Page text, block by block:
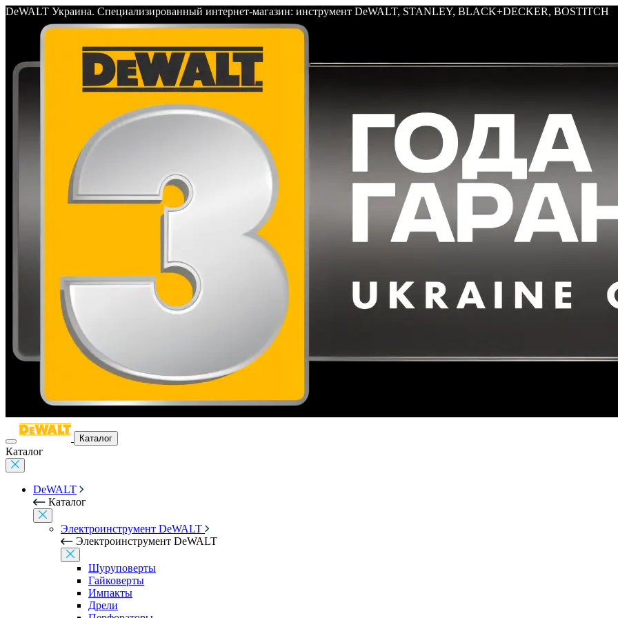
DeWALT Украина. Специализированный интернет-магазин: инструмент DeWALT, STANLEY, BLACK+DECKER, BOSTITCH
Каталог
Каталог
DeWALT
Каталог
Электроинструмент DeWALT
Электроинструмент DeWALT
Шуруповерты
Гайковерты
Импакты
Дрели